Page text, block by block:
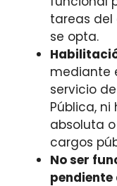
tareas del
se opta.
mediante
servicio
Pública,
absoluta
cargos
No ser